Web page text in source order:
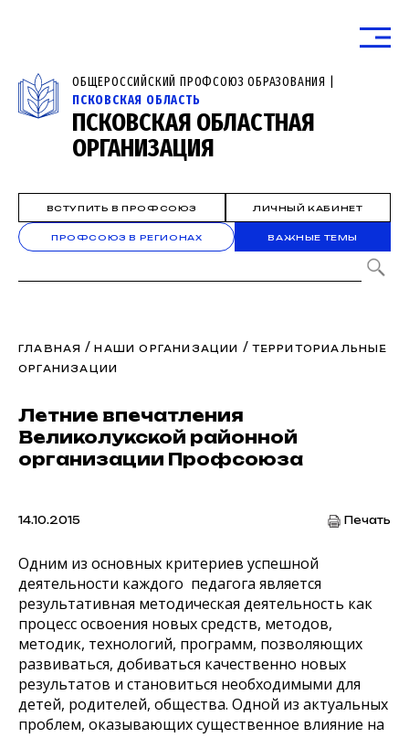
ОБЩЕРОССИЙСКИЙ ПРОФСОЮЗ ОБРАЗОВАНИЯ |
ПСКОВСКАЯ ОБЛАСТЬ
ПСКОВСКАЯ ОБЛАСТНАЯ
ОРГАНИЗАЦИЯ
ВСТУПИТЬ В ПРОФСОЮЗ ЛИЧНЫЙ КАБИНЕТ
ПРОФСОЮЗ В РЕГИОНАХ ВАЖНЫЕ ТЕМЫ
ГЛАВНАЯ /НАШИ ОРГАНИЗАЦИИ / ТЕРРИТОРИАЛЬНЫЕ
ОРГАНИЗАЦИИ
Летние впечатления
Великолукской районной
организации Профсоюза
14.10.2015 Печать
Одним из основных критериев успешной
деятельности каждого педагога является
результативная методическая деятельность как
процесс освоения новых средств, методов,
методик, технологий, программ, позволяющих
развиваться, добиваться качественно новых
результатов и становиться необходимыми для
детей, родителей, общества. Одной из актуальных
проблем, оказывающих существенное влияние на